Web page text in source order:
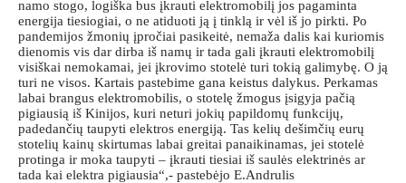
namo stogo, logiška bus įkrauti elektromobilį jos pagaminta
energija tiesiogiai, o ne atiduoti ją į tinklą ir vėl iš jo pirkti. Po
pandemijos žmonių įpročiai pasikeitė, nemaža dalis kai kuriomis
dienomis vis dar dirba iš namų ir tada gali įkrauti elektromobilį
visiškai nemokamai, jei įkrovimo stotelė turi tokią galimybę. O ją
turi ne visos. Kartais pastebime gana keistus dalykus. Perkamas
labai brangus elektromobilis, o stotelę žmogus įsigyja pačią
pigiausią iš Kinijos, kuri neturi jokių papildomų funkcijų,
padedančių taupyti elektros energiją. Tas kelių dešimčių eurų
stotelių kainų skirtumas labai greitai panaikinamas, jei stotelė
protinga ir moka taupyti – įkrauti tiesiai iš saulės elektrinės ar
tada kai elektra pigiausia“,- pastebėjo E.Andrulis